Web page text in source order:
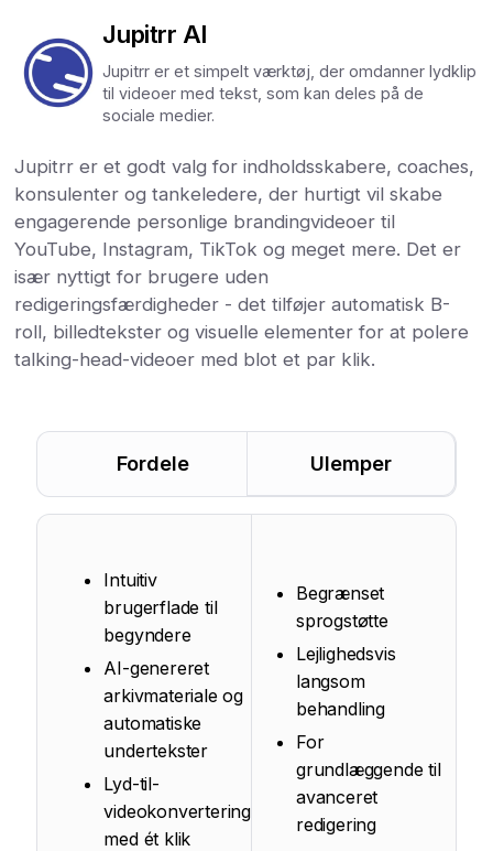
Jupitrr AI
Jupitrr er et simpelt værktøj, der omdanner lydklip
til videoer med tekst, som kan deles på de
sociale medier.
Jupitrr er et godt valg for indholdsskabere, coaches,
konsulenter og tankeledere, der hurtigt vil skabe
engagerende personlige brandingvideoer til
YouTube, Instagram, TikTok og meget mere. Det er
især nyttigt for brugere uden
redigeringsfærdigheder - det tilføjer automatisk B-
roll, billedtekster og visuelle elementer for at polere
talking-head-videoer med blot et par klik.
Fordele Ulemper
Intuitiv
brugerflade til
begyndere
AI-genereret
arkivmateriale og
automatiske
undertekster
Lyd-til-
videokonvertering
med ét klik
Begrænset
sprogstøtte
Lejlighedsvis
langsom
behandling
For
grundlæggende til
avanceret
redigering